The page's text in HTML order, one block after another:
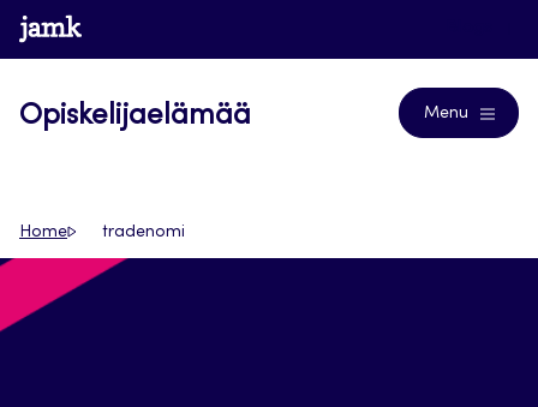
Siirry
suoraan
www.jamk.fi
Opiskelijaelämää Menu
Home tradenomi